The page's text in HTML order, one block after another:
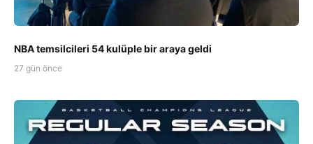
NBA temsilcileri 54 kulüple bir araya geldi
27 gün önce